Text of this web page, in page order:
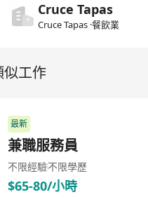
Cruce Tapas
Cruce Tapas ·餐飲業
似工作
最新
兼職服務員
不限經驗不限學歷
$65-80/小時